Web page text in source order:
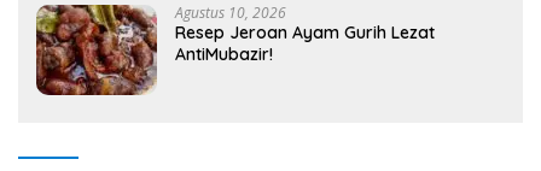
Agustus 10, 2026
Resep Jeroan Ayam Gurih Lezat
AntiMubazir!